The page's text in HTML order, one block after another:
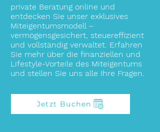
private Beratung online und
entdecken Sie unser exklusives
Miteigentumsmodell –
vermögensgesichert, steuereffizient
und vollständig verwaltet. Erfahren
Sie mehr über die finanziellen und
Lifestyle-Vorteile des Miteigentums
und stellen Sie uns alle Ihre Fragen.
Jetzt Buchen